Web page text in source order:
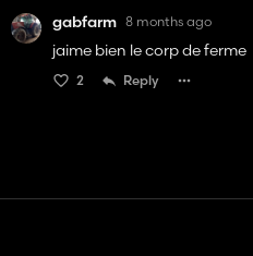
gabfarm 8 months ago
jaime bien le corp de ferme
2 Reply